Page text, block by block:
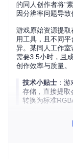
的同人创作者将"
因分辨率问题导致
游戏原始资源提
用工具，且不同
异。某同人工作
需要3.5小时，且
创作效率与质量。
技术小贴士 ：
存储，直接提取
转换为标准
资源库的技